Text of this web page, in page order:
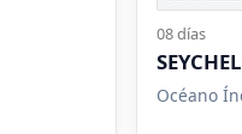
08 días
Océano